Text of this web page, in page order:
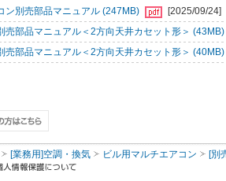
ン別売部品マニュアル (247MB)
[2025/09/24]
売部品マニュアル＜2方向天井カセット形＞ (43MB)
売部品マニュアル＜2方向天井カセット形＞ (40MB)
[業務用]空調・換気 ビル用マルチエアコン [別